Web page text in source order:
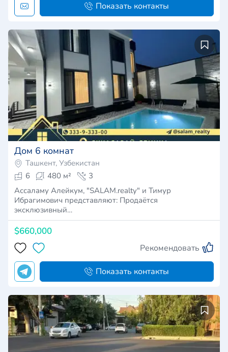
Показать контакты
Дом 6 комнат
Ташкент, Узбекистан
6
480 м²
3
Ассаламу Алейкум, "SALAM.realty" и Тимур
Ибрагимович представляют: Продаётся
эксклюзивный…
$660,000
Рекомендовать
Показать контакты